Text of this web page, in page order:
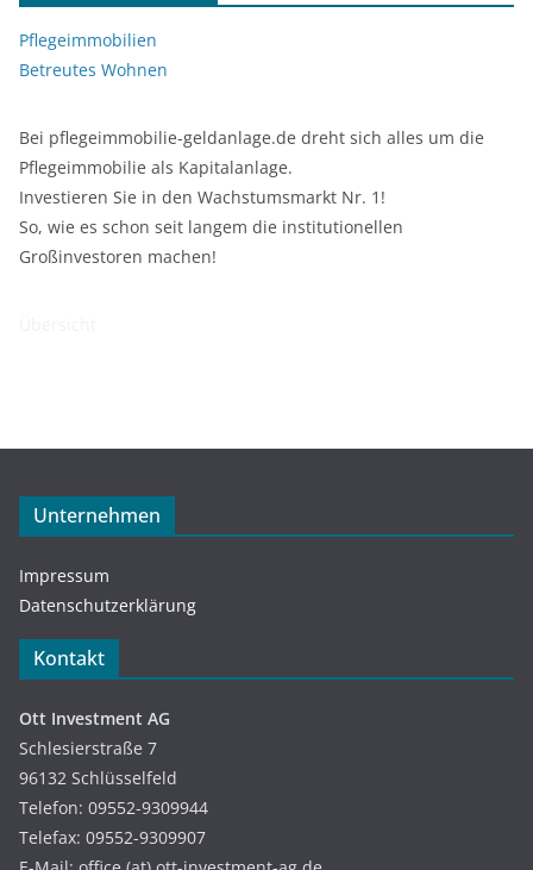
Pflegeimmobilien
Betreutes Wohnen
Bei pflegeimmobilie-geldanlage.de dreht sich alles um die
Pflegeimmobilie als Kapitalanlage.
Investieren Sie in den Wachstumsmarkt Nr. 1!
So, wie es schon seit langem die institutionellen
Großinvestoren machen!
Unternehmen
Impressum
Datenschutzerklärung
Kontakt
Ott Investment AG
Schlesierstraße 7
96132 Schlüsselfeld
Telefon: 09552-9309944
Telefax: 09552-9309907